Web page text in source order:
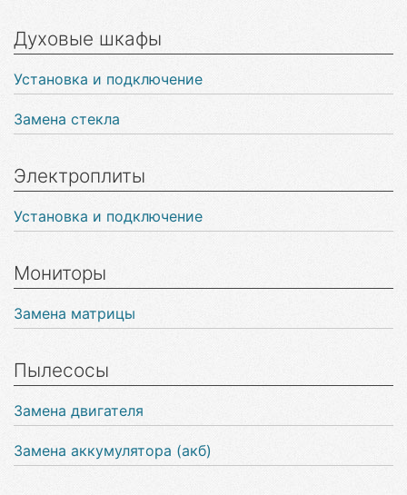
Духовые шкафы
Установка и подключение
Замена стекла
Электроплиты
Установка и подключение
Мониторы
Замена матрицы
Пылесосы
Замена двигателя
Замена аккумулятора (акб)